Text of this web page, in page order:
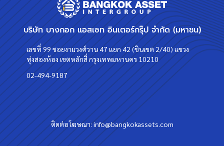
บริษัท บางกอก แอสเซท อินเตอร์กรุ๊ป จำกัด (มหาชน)
เลขที่ 99 ซอยงามวงศ์วาน 47 แยก 42 (ชินเขต 2/40) แขวง
ทุ่งสองห้อง เขตหลักสี่ กรุงเทพมหานคร 10210
02-494-9187
ติดต่อโฆษณา:info@bangkokassets.com